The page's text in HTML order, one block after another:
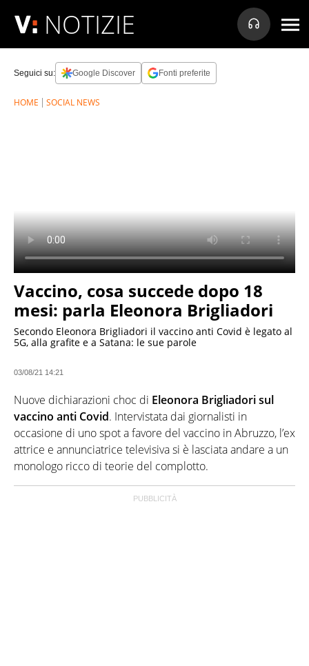
NOTIZIE
Seguici su: Google Discover Fonti preferite
HOME SOCIAL NEWS
Vaccino, cosa succede dopo 18
mesi: parla Eleonora Brigliadori
Secondo Eleonora Brigliadori il vaccino anti Covid è legato al
5G, alla grafite e a Satana: le sue parole
03/08/21 14:21
Nuove dichiarazioni choc di Eleonora Brigliadori sul
vaccino anti Covid. Intervistata dai giornalisti in
occasione di uno spot a favore del vaccino in Abruzzo, l’ex
attrice e annunciatrice televisiva si è lasciata andare a un
monologo ricco di teorie del complotto.